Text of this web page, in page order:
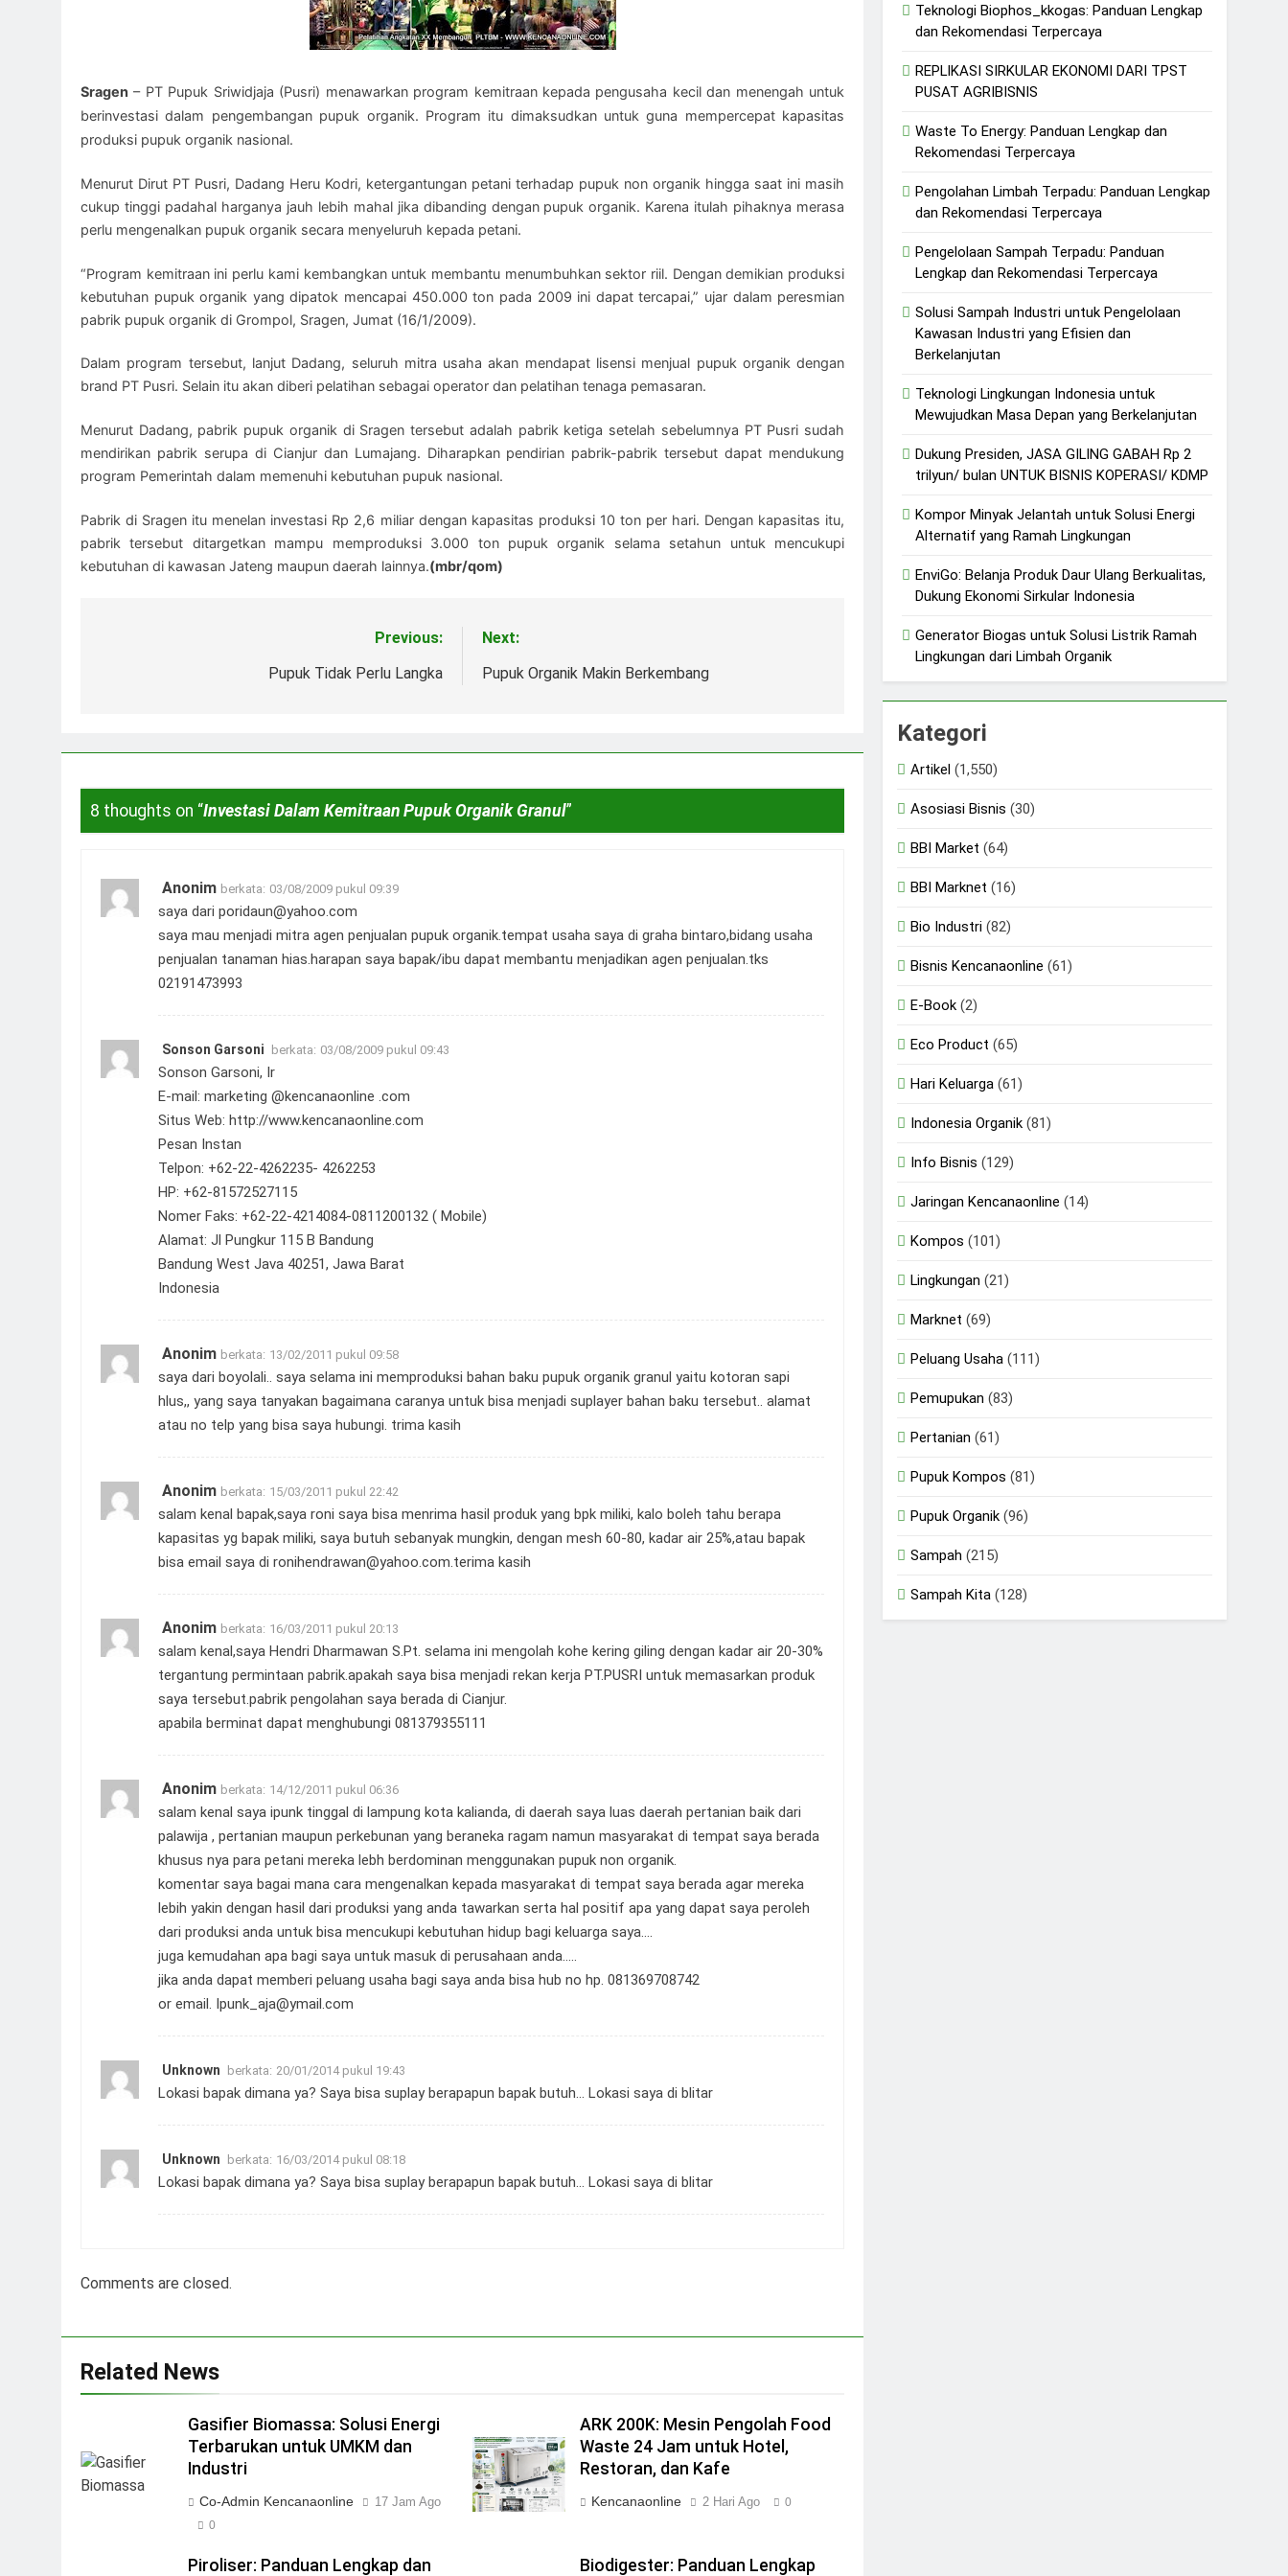
Sragen – PT Pupuk Sriwidjaja (Pusri) menawarkan program kemitraan kepada pengusaha kecil dan menengah untuk
berinvestasi dalam pengembangan pupuk organik. Program itu dimaksudkan untuk guna mempercepat kapasitas
produksi pupuk organik nasional.
Menurut Dirut PT Pusri, Dadang Heru Kodri, ketergantungan petani terhadap pupuk non organik hingga saat ini masih
cukup tinggi padahal harganya jauh lebih mahal jika dibanding dengan pupuk organik. Karena itulah pihaknya merasa
perlu mengenalkan pupuk organik secara menyeluruh kepada petani.
“Program kemitraan ini perlu kami kembangkan untuk membantu menumbuhkan sektor riil. Dengan demikian produksi
kebutuhan pupuk organik yang dipatok mencapai 450.000 ton pada 2009 ini dapat tercapai,” ujar dalam peresmian
pabrik pupuk organik di Grompol, Sragen, Jumat (16/1/2009).
Dalam program tersebut, lanjut Dadang, seluruh mitra usaha akan mendapat lisensi menjual pupuk organik dengan
brand PT Pusri. Selain itu akan diberi pelatihan sebagai operator dan pelatihan tenaga pemasaran.
Menurut Dadang, pabrik pupuk organik di Sragen tersebut adalah pabrik ketiga setelah sebelumnya PT Pusri sudah
mendirikan pabrik serupa di Cianjur dan Lumajang. Diharapkan pendirian pabrik-pabrik tersebut dapat mendukung
program Pemerintah dalam memenuhi kebutuhan pupuk nasional.
Pabrik di Sragen itu menelan investasi Rp 2,6 miliar dengan kapasitas produksi 10 ton per hari. Dengan kapasitas itu,
pabrik tersebut ditargetkan mampu memproduksi 3.000 ton pupuk organik selama setahun untuk mencukupi
kebutuhan di kawasan Jateng maupun daerah lainnya.(mbr/qom)
Previous:
Pupuk Tidak Perlu Langka
Next:
Pupuk Organik Makin Berkembang
8 thoughts on “Investasi Dalam Kemitraan Pupuk Organik Granul”
Anonim berkata: 03/08/2009 pukul 09:39
saya dari poridaun@yahoo.com
saya mau menjadi mitra agen penjualan pupuk organik.tempat usaha saya di graha bintaro,bidang usaha
penjualan tanaman hias.harapan saya bapak/ibu dapat membantu menjadikan agen penjualan.tks
02191473993
Sonson Garsoni berkata: 03/08/2009 pukul 09:43
Sonson Garsoni, Ir
E-mail: marketing @kencanaonline .com
Situs Web: http://www.kencanaonline.com
Pesan Instan
Telpon: +62-22-4262235- 4262253
HP: +62-81572527115
Nomer Faks: +62-22-4214084-0811200132 ( Mobile)
Alamat: Jl Pungkur 115 B Bandung
Bandung West Java 40251, Jawa Barat
Indonesia
Anonim berkata: 13/02/2011 pukul 09:58
saya dari boyolali.. saya selama ini memproduksi bahan baku pupuk organik granul yaitu kotoran sapi
hlus,, yang saya tanyakan bagaimana caranya untuk bisa menjadi suplayer bahan baku tersebut.. alamat
atau no telp yang bisa saya hubungi. trima kasih
Anonim berkata: 15/03/2011 pukul 22:42
salam kenal bapak,saya roni saya bisa menrima hasil produk yang bpk miliki, kalo boleh tahu berapa
kapasitas yg bapak miliki, saya butuh sebanyak mungkin, dengan mesh 60-80, kadar air 25%,atau bapak
bisa email saya di ronihendrawan@yahoo.com.terima kasih
Anonim berkata: 16/03/2011 pukul 20:13
salam kenal,saya Hendri Dharmawan S.Pt. selama ini mengolah kohe kering giling dengan kadar air 20-30%
tergantung permintaan pabrik.apakah saya bisa menjadi rekan kerja PT.PUSRI untuk memasarkan produk
saya tersebut.pabrik pengolahan saya berada di Cianjur.
apabila berminat dapat menghubungi 081379355111
Anonim berkata: 14/12/2011 pukul 06:36
salam kenal saya ipunk tinggal di lampung kota kalianda, di daerah saya luas daerah pertanian baik dari
palawija , pertanian maupun perkebunan yang beraneka ragam namun masyarakat di tempat saya berada
khusus nya para petani mereka lebh berdominan menggunakan pupuk non organik.
komentar saya bagai mana cara mengenalkan kepada masyarakat di tempat saya berada agar mereka
lebih yakin dengan hasil dari produksi yang anda tawarkan serta hal positif apa yang dapat saya peroleh
dari produksi anda untuk bisa mencukupi kebutuhan hidup bagi keluarga saya….
juga kemudahan apa bagi saya untuk masuk di perusahaan anda…..
jika anda dapat memberi peluang usaha bagi saya anda bisa hub no hp. 081369708742
or email. Ipunk_aja@ymail.com
Unknown berkata: 20/01/2014 pukul 19:43
Lokasi bapak dimana ya? Saya bisa suplay berapapun bapak butuh… Lokasi saya di blitar
Unknown berkata: 16/03/2014 pukul 08:18
Lokasi bapak dimana ya? Saya bisa suplay berapapun bapak butuh… Lokasi saya di blitar
Comments are closed.
Related News
Gasifier Biomassa: Solusi Energi
Terbarukan untuk UMKM dan
Industri
Co-Admin Kencanaonline 17 Jam Ago
0
ARK 200K: Mesin Pengolah Food
Waste 24 Jam untuk Hotel,
Restoran, dan Kafe
Kencanaonline 2 Hari Ago 0
Piroliser: Panduan Lengkap dan Biodigester: Panduan Lengkap
Teknologi Biophos_kkogas: Panduan Lengkap
dan Rekomendasi Terpercaya
REPLIKASI SIRKULAR EKONOMI DARI TPST
PUSAT AGRIBISNIS
Waste To Energy: Panduan Lengkap dan
Rekomendasi Terpercaya
Pengolahan Limbah Terpadu: Panduan Lengkap
dan Rekomendasi Terpercaya
Pengelolaan Sampah Terpadu: Panduan
Lengkap dan Rekomendasi Terpercaya
Solusi Sampah Industri untuk Pengelolaan
Kawasan Industri yang Efisien dan
Berkelanjutan
Teknologi Lingkungan Indonesia untuk
Mewujudkan Masa Depan yang Berkelanjutan
Dukung Presiden, JASA GILING GABAH Rp 2
trilyun/ bulan UNTUK BISNIS KOPERASI/ KDMP
Kompor Minyak Jelantah untuk Solusi Energi
Alternatif yang Ramah Lingkungan
EnviGo: Belanja Produk Daur Ulang Berkualitas,
Dukung Ekonomi Sirkular Indonesia
Generator Biogas untuk Solusi Listrik Ramah
Lingkungan dari Limbah Organik
Kategori
Artikel (1,550)
Asosiasi Bisnis (30)
BBI Market (64)
BBI Marknet (16)
Bio Industri (82)
Bisnis Kencanaonline (61)
E-Book (2)
Eco Product (65)
Hari Keluarga (61)
Indonesia Organik (81)
Info Bisnis (129)
Jaringan Kencanaonline (14)
Kompos (101)
Lingkungan (21)
Marknet (69)
Peluang Usaha (111)
Pemupukan (83)
Pertanian (61)
Pupuk Kompos (81)
Pupuk Organik (96)
Sampah (215)
Sampah Kita (128)